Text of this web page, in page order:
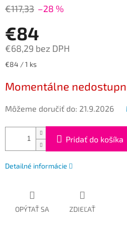
€117,33 –28 %
€84
€68,29 bez DPH
Jednotková
€84 / 1 ks
Momentálne
Môžeme doručiť do: 21.9.2026
Pridať do košíka
Detailné informácie
OPÝTAŤ SA ZDIEĽAŤ